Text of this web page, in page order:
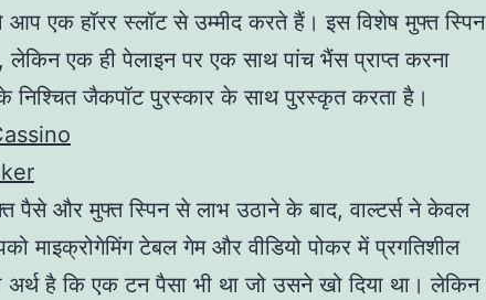
एक हॉरर स्लॉट से उम्मीद करते हैं। इस विशेष मुफ्त स्पिन
लेकिन एक ही पेलाइन पर एक साथ पांच भैंस प्राप्त करना
जैकपॉट पुरस्कार के साथ पुरस्कृत करता है।
पैसे और मुफ्त स्पिन से लाभ उठाने के बाद, वाल्टर्स ने केवल
माइक्रोगेमिंग टेबल गेम और वीडियो पोकर में प्रगतिशील
है कि एक टन पैसा भी था जो उसने खो दिया था। लेकिन